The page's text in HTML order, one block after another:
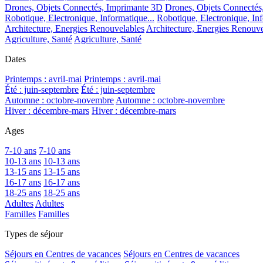
Drones, Objets Connectés, Imprimante 3D Drones, Objets
Robotique, Electronique, Informatique... Robotique, Electronique,
Architecture, Energies Renouvelables Architecture, Energies
Agriculture, Santé Agriculture, Santé
Dates
Printemps : avril-mai Printemps : avril-mai
Été : juin-septembre Été : juin-septembre
Automne : octobre-novembre Automne : octobre-novembre
Hiver : décembre-mars Hiver : décembre-mars
Ages
7-10 ans 7-10 ans
10-13 ans 10-13 ans
13-15 ans 13-15 ans
16-17 ans 16-17 ans
18-25 ans 18-25 ans
Adultes Adultes
Familles Familles
Types de séjour
Séjours en Centres de vacances Séjours en Centres de vacances